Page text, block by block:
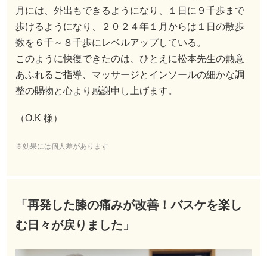
月には、外出もできるようになり、１日に９千歩まで
歩けるようになり、２０２４年１月からは１日の散歩
数を６千～８千歩にレベルアップしている。
このように快復できたのは、ひとえに松本先生の熱意
あふれるご指導、マッサージとインソールの細かな調
整の賜物と心より感謝申し上げます。
（O.K 様）
※効果には個人差があります
「再発した膝の痛みが改善！バスケを楽し
む日々が戻りました」